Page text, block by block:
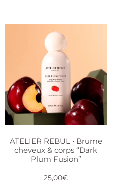
ATELIER REBUL • Brume
cheveux & corps “Dark
Plum Fusion”
25,00€